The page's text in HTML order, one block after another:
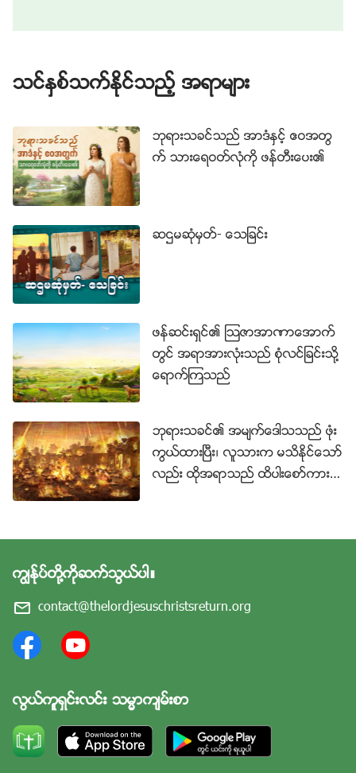
ည္။ တစ္နည္းအားျဖင့္ လူသားမ်ိဳးႏြယ္ၾကားတြင္ ဘုရားသခ
ည့္ေနရာ၊ အက်ယ္အဝန္းႏွင့္ အတိုင္းအတာမ်ား ရွိၾကသ
ဆင္းခဲ့သည့္အခါ သူတို႔၏ နယ္နိမိတ္စည္းမ်ားကို သတ္မွတ္
ခဲ့ၿပီး အလိုလို ပုံစံတစ္မ်ိဳးေျပာင္းျခင္း၊ အသစ္ျပန္ျဖစ္ျခင္း၊
ေျပာင္းလဲျခင္းတို႔ မျဖစ္ႏိုင္ေပ။ “အလိုလို” ဟူသည္မွာ မည္
သည့္အရာကို ရည္ၫႊန္းသနည္း။ သူတို႔သည္ ရာသီဥတု၊ အ
ပူခ်ိန္ သို႔မဟုတ္ ကမာၻ၏လည္ပတ္မႈ ျမန္ႏႈန္းေၾကာင့္ ရမ္းသ
မ္း၍ ေ႐ႊ႕ျခင္း၊ ခ်ဲ႕ျခင္း သို႔မဟုတ္ သူတို႔၏မူလနဂိုပုံစံကို ေျ
ပာင္းလဲျခင္း ျဖစ္မည္မဟုတ္ဟု ဆိုလိုသည္။ ဥပမာ ေတာင္
တစ္လုံး၌ သူ႔အျမင့္ႏွင့္သူရွိသည္၊ ေအာက္ေျခက သူ႔ေနရာႏွ
သူ႔အပင္ပမာဏႏွင့္သူရွိသည္။ ဤအရာမ်ား အားလုံးကို
ဘုရားသခင္ စီစဥ္ၿပီးတြက္ခ်က္ခဲ့ျခင္းျဖစ္ၿပီး သူ၏အျမင့္သို႔မ
ဟုတ္ အက်ယ္အဝန္းက သူ႔အလိုလို ေျပာင္းလဲသြားမည္ မ
ဟုတ္ေပ။ လြင္ျပင္မ်ားအတြက္မူ လူအမ်ားစုသည္ လြင္ျပင္
မ်ားတြင္ ေနထိုင္ၾကၿပီး ရာသီဥတု ေျပာင္းလဲျခင္းက သူ
တို႔၏ေနရာ သို႔မဟုတ္ သူတို႔တည္ရွိမႈ၏ တန္ဖိုးအေပၚ သ
က္ေရာက္မႈ ရွိမည္မဟုတ္ေပ။ ဘုရားသခင္ဖန္ဆင္းခဲ့သည့္
ပထဝီဆိုင္ရာ ပတ္ဝန္းက်င္မ်ားႏွင့္ ဤေျမအေနအထားအ
င္းလဲမည္မဟုတ္ေပ။ ဥပမာ သဲကႏၲာရတြင္ ပါဝင္သည့္ အ
ရာမ်ား၊ ေျမေအာက္က တြင္းထြက္ပစၥည္းမ်ား၊ ပါဝင္သည့္
သဲပမာဏ၊ သဲ၏အေရာင္မ်ား၊ ၎၏အထူ၊ ဤအရာမ်ား
က သူ႔အလိုလို မေျပာင္းလဲေပ။ အဘယ္ေၾကာင့္ သူ႔အလိုလို
မေျပာင္းလဲၾကသနည္း။ ဘုရားသခင္၏ စည္းမ်ဥ္းႏွင့္
သူ၏စီမံခန္႔ခြဲမႈေၾကာင့္ ျဖစ္သည္။ ဘုရားသခင္ဖန္ဆင္းခဲ့သ
ရာ ပတ္ဝန္းက်င္တို႔ အားလုံးအတြင္းတြင္ သူသည္ စီစဥ္
ထား၍ စနစ္တက်ရွိသည့္ နည္းလမ္းတစ္ရပ္ျဖင့္ အရာ
အားလုံးကို စီမံခန္႔ခြဲေနသည္။ ထို႔ေၾကာင့္ ဤပထဝီဆိုင္ရာ
သင္ႏွစ္သက္ႏိုင္သည့္ အရာမ်ား
ဘုရားသခင္သည္ အာဒံႏွင့္ ဧဝအတြ
က္ သားေရဝတ္လုံကို ဖန္တီးေပး၏
ဆဌမဆုံမွတ္- ေသျခင္း
ဖန္ဆင္းရွင္၏ ၾသဇာအာဏာေအာက္
တြင္ အရာအားလုံးသည္ စုံလင္ျခင္းသို႔
ေရာက္ၾကသည္
ဘုရားသခင္၏ အမ်က္ေဒါသသည္ ဖုံး
ကြယ္ထားၿပီး၊ လူသားက မသိႏိုင္ေသာ္
လည္း ထိုအရာသည္ ထိပါးေစာ္ကားမႈ
ကြၽန္ုပ္တို႔ကိုဆက္သြယ္ပါ။
contact@thelordjesuschristsreturn.org
လြယ္ကူရွင္းလင္း သမၼာက်မ္းစာ